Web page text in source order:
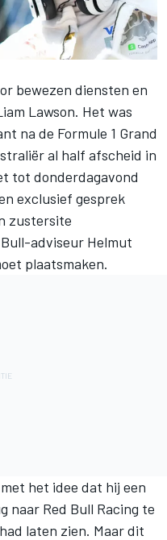
bewezen diensten en
Lawson. Het was
na de Formule 1 Grand
al half afscheid in
tot donderdagavond
exclusief gesprek
zustersite
adviseur Helmut
plaatsmaken.
het idee dat hij een
naar Red Bull Racing te
laten zien. Maar dit